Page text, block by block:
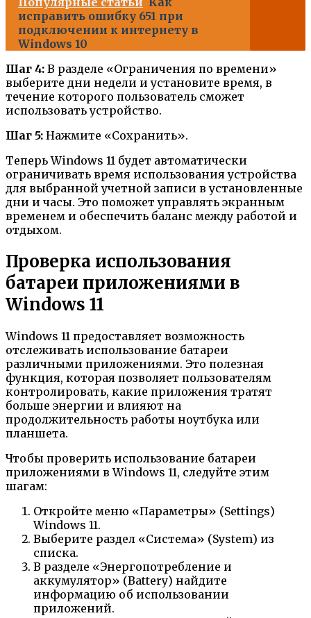
исправить ошибку 651 при
подключении к интернету в
Windows 10
Шаг 4: В разделе «Ограничения по времени»
выберите дни недели и установите время, в
течение которого пользователь сможет
использовать устройство.
Шаг 5: Нажмите «Сохранить».
Теперь Windows 11 будет автоматически
ограничивать время использования устройства
для выбранной учетной записи в установленные
дни и часы. Это поможет управлять экранным
временем и обеспечить баланс между работой и
отдыхом.
Проверка использования
батареи приложениями в
Windows 11
Windows 11 предоставляет возможность
отслеживать использование батареи
различными приложениями. Это полезная
функция, которая позволяет пользователям
контролировать, какие приложения тратят
больше энергии и влияют на
продолжительность работы ноутбука или
планшета.
Чтобы проверить использование батареи
приложениями в Windows 11, следуйте этим
шагам:
Откройте меню «Параметры» (Settings)
Windows 11.
Выберите раздел «Система» (System) из
списка.
В разделе «Энергопотребление и
аккумулятор» (Battery) найдите
информацию об использовании
приложений.